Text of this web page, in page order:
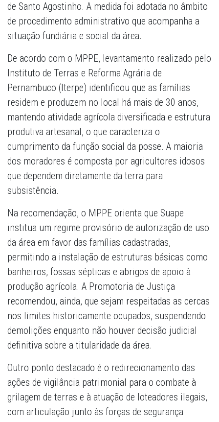
de Santo Agostinho. A medida foi adotada no âmbito
de procedimento administrativo que acompanha a
situação fundiária e social da área.
De acordo com o MPPE, levantamento realizado pelo
Instituto de Terras e Reforma Agrária de
Pernambuco (Iterpe) identificou que as famílias
residem e produzem no local há mais de 30 anos,
mantendo atividade agrícola diversificada e estrutura
produtiva artesanal, o que caracteriza o
cumprimento da função social da posse. A maioria
dos moradores é composta por agricultores idosos
que dependem diretamente da terra para
subsistência.
Na recomendação, o MPPE orienta que Suape
institua um regime provisório de autorização de uso
da área em favor das famílias cadastradas,
permitindo a instalação de estruturas básicas como
banheiros, fossas sépticas e abrigos de apoio à
produção agrícola. A Promotoria de Justiça
recomendou, ainda, que sejam respeitadas as cercas
nos limites historicamente ocupados, suspendendo
demolições enquanto não houver decisão judicial
definitiva sobre a titularidade da área.
Outro ponto destacado é o redirecionamento das
ações de vigilância patrimonial para o combate à
grilagem de terras e à atuação de loteadores ilegais,
com articulação junto às forças de segurança